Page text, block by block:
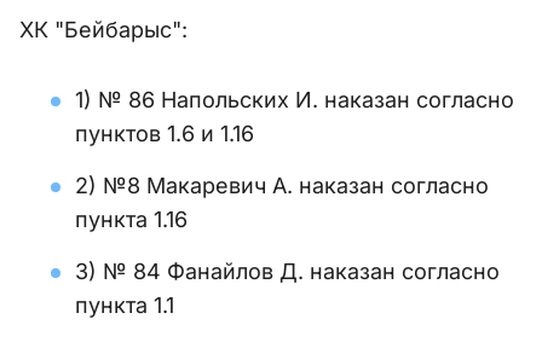
ХК "Бейбарыс":
1) № 86 Напольских И. наказан согласно
пунктов 1.6 и 1.16
2) №8 Макаревич А. наказан согласно
пункта 1.16
3) № 84 Фанайлов Д. наказан согласно
пункта 1.1